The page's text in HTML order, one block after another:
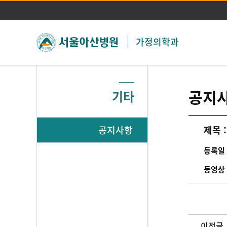
가정의학과
기타
공지사항
공지
제목 :
등록
동영